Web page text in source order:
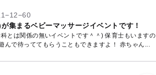
1−12−60
集まるベビーマッサージイベントです！
とは関係の無いイベントです＾＾) 保育士もいますの
で、お兄ちゃんやお姉ちゃんと来て遊んで待っててもらうこともできますよ！ 赤ちゃん...